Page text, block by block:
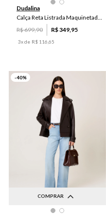
40
46
Dudalina
Calça Reta Listrada Maquinetada Edina Dudalina Feminina
R$699,90 R$349 95
3x de R$ 116 65
-40%
COMPRAR
40